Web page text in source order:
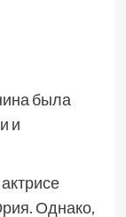
была
и
Однако,